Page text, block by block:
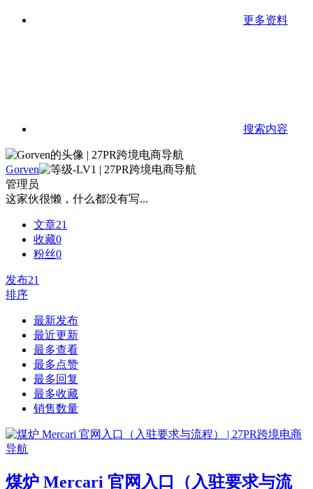
更多资料
搜索内容
Gorven
管理员
这家伙很懒，什么都没有写...
文章21
收藏0
粉丝0
发布21
排序
最新发布
最近更新
最多查看
最多点赞
最多回复
最多收藏
销售数量
煤炉 Mercari 官网入口（入驻要求与流